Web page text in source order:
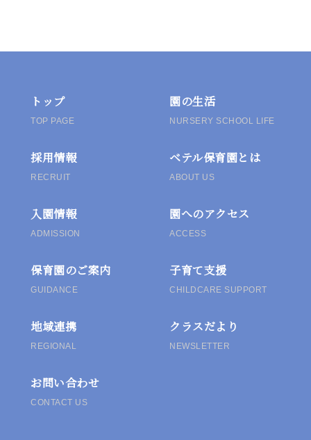
トップ
TOP PAGE
園の生活
NURSERY SCHOOL LIFE
採用情報
RECRUIT
ベテル保育園とは
ABOUT US
入園情報
ADMISSION
園へのアクセス
ACCESS
保育園のご案内
GUIDANCE
子育て支援
CHILDCARE SUPPORT
地域連携
REGIONAL
クラスだより
NEWSLETTER
お問い合わせ
CONTACT US